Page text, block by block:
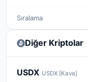
Sıralama
Diğer Kriptolar
USDX USDX [Kava]